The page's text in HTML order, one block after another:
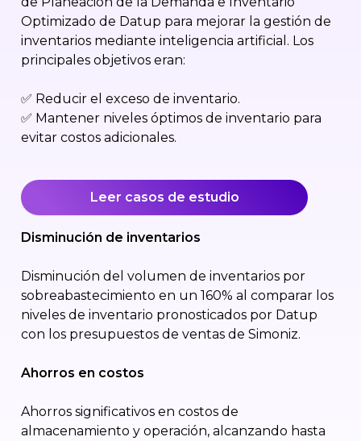
Optimizado de Datup para mejorar la gestión de
inventarios mediante inteligencia artificial. Los
principales objetivos eran:
✅ Reducir el exceso de inventario.
✅ Mantener niveles óptimos de inventario para
evitar costos adicionales.
Leer casos de estudio
Disminución de inventarios
Disminución del volumen de inventarios por
sobreabastecimiento en un 160% al comparar los
niveles de inventario pronosticados por Datup
con los presupuestos de ventas de Simoniz.
Ahorros en costos
Ahorros significativos en costos de
almacenamiento y operación, alcanzando hasta